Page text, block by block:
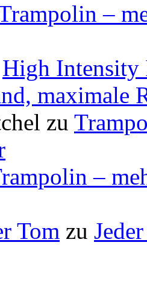
–
High
maximale
zu
–
Tom zu